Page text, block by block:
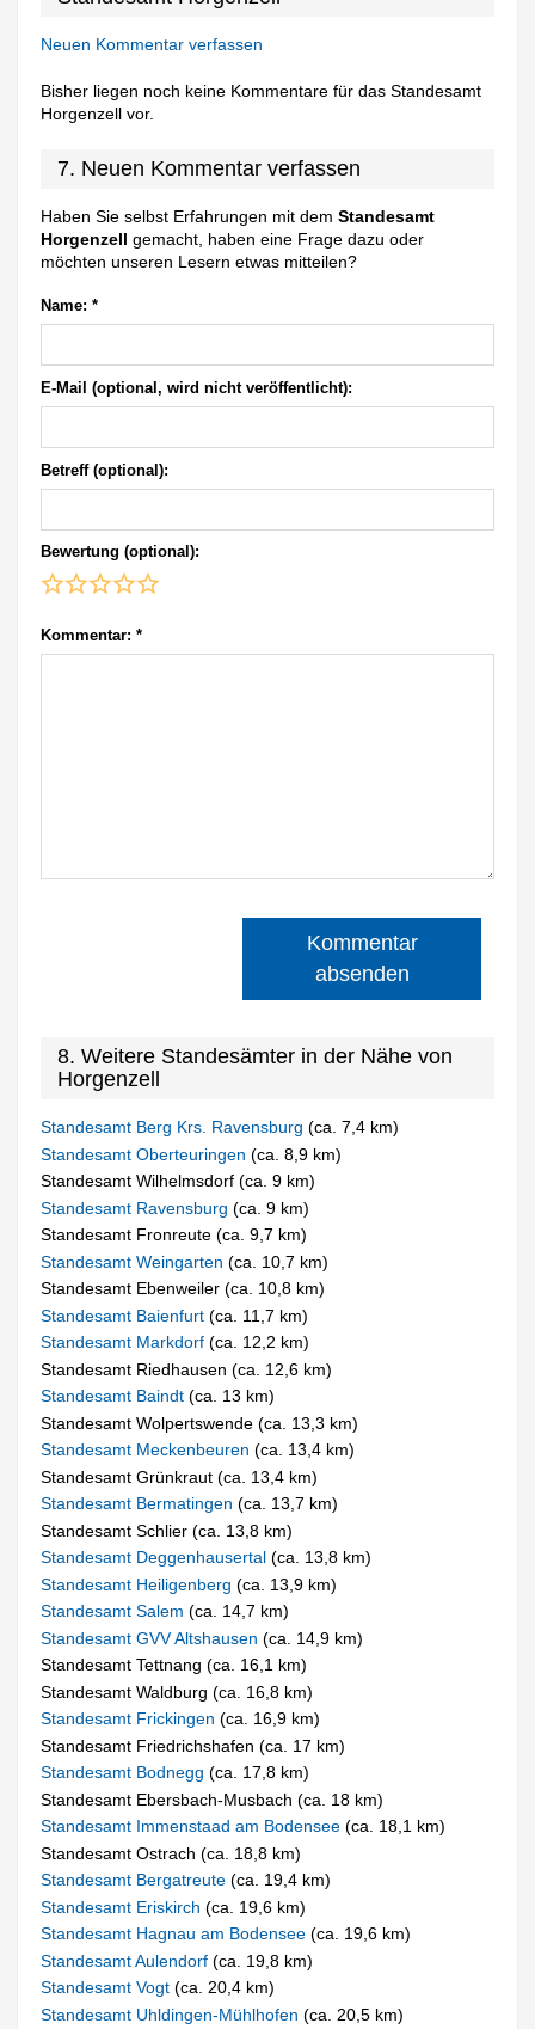
Neuen Kommentar verfassen
Bisher liegen noch keine Kommentare für das Standesamt
Horgenzell vor.
7. Neuen Kommentar verfassen
Haben Sie selbst Erfahrungen mit demStandesamt
Horgenzell gemacht, haben eine Frage dazu oder
möchten unseren Lesern etwas mitteilen?
Name: *
E-Mail (optional, wird nicht veröffentlicht):
Betreff (optional):
Bewertung (optional):
Kommentar: *
Kommentar
absenden
8. Weitere Standesämter in der Nähe von
Horgenzell
Standesamt Berg Krs. Ravensburg(ca. 7,4 km)
Standesamt Oberteuringen(ca. 8,9 km)
Standesamt Wilhelmsdorf (ca. 9 km)
Standesamt Ravensburg(ca. 9 km)
Standesamt Fronreute (ca. 9,7 km)
Standesamt Weingarten(ca. 10,7 km)
Standesamt Ebenweiler (ca. 10,8 km)
Standesamt Baienfurt(ca. 11,7 km)
Standesamt Markdorf(ca. 12,2 km)
Standesamt Riedhausen (ca. 12,6 km)
Standesamt Baindt(ca. 13 km)
Standesamt Wolpertswende (ca. 13,3 km)
Standesamt Meckenbeuren(ca. 13,4 km)
Standesamt Grünkraut (ca. 13,4 km)
Standesamt Bermatingen(ca. 13,7 km)
Standesamt Schlier (ca. 13,8 km)
Standesamt Deggenhausertal(ca. 13,8 km)
Standesamt Heiligenberg(ca. 13,9 km)
Standesamt Salem(ca. 14,7 km)
Standesamt GVV Altshausen(ca. 14,9 km)
Standesamt Tettnang (ca. 16,1 km)
Standesamt Waldburg (ca. 16,8 km)
Standesamt Frickingen(ca. 16,9 km)
Standesamt Friedrichshafen (ca. 17 km)
Standesamt Bodnegg(ca. 17,8 km)
Standesamt Ebersbach-Musbach (ca. 18 km)
Standesamt Immenstaad am Bodensee(ca. 18,1 km)
Standesamt Ostrach (ca. 18,8 km)
Standesamt Bergatreute(ca. 19,4 km)
Standesamt Eriskirch(ca. 19,6 km)
Standesamt Hagnau am Bodensee(ca. 19,6 km)
Standesamt Aulendorf(ca. 19,8 km)
Standesamt Vogt(ca. 20,4 km)
Standesamt Uhldingen-Mühlhofen(ca. 20,5 km)